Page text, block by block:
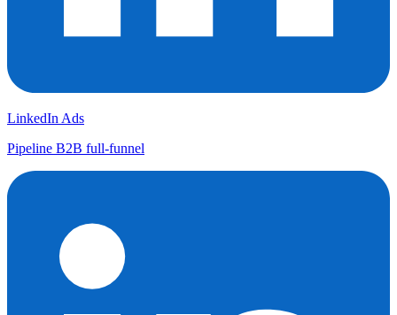
LinkedIn Ads
Pipeline B2B full-funnel